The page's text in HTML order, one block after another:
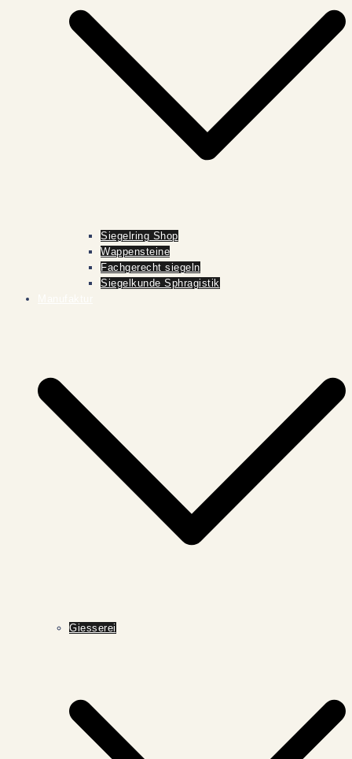
Siegelring Shop
Wappensteine
Fachgerecht siegeln
Siegelkunde Sphragistik
Giesserei